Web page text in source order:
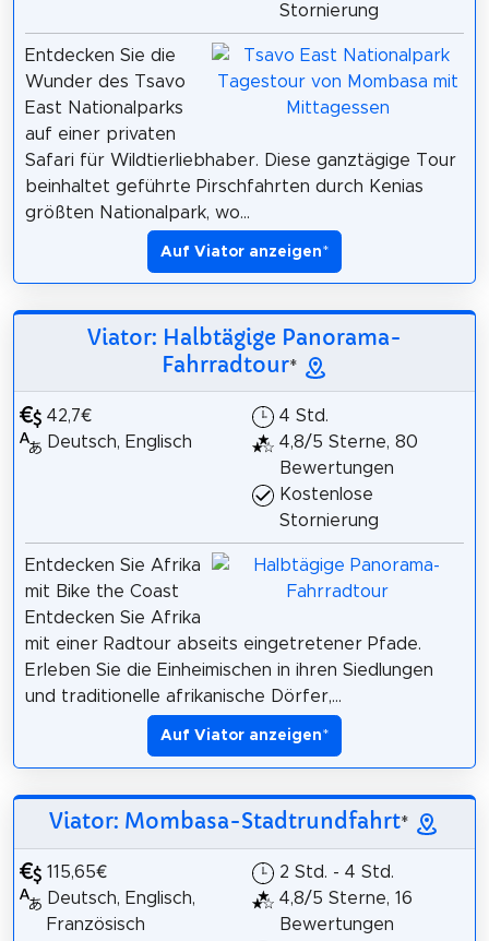
Stornierung
Entdecken Sie die
Wunder des Tsavo
East Nationalparks
auf einer privaten
Safari für Wildtierliebhaber. Diese ganztägige Tour
beinhaltet geführte Pirschfahrten durch Kenias
größten Nationalpark, wo...
Auf Viator anzeigen*
Viator: Halbtägige Panorama-
Fahrradtour*
42,7€
Deutsch, Englisch
4 Std.
4,8/5 Sterne, 80
Bewertungen
Kostenlose
Stornierung
Entdecken Sie Afrika
mit Bike the Coast
Entdecken Sie Afrika
mit einer Radtour abseits eingetretener Pfade.
Erleben Sie die Einheimischen in ihren Siedlungen
und traditionelle afrikanische Dörfer,...
Auf Viator anzeigen*
Viator: Mombasa-Stadtrundfahrt*
115,65€
Deutsch, Englisch,
Französisch
2 Std. - 4 Std.
4,8/5 Sterne, 16
Bewertungen